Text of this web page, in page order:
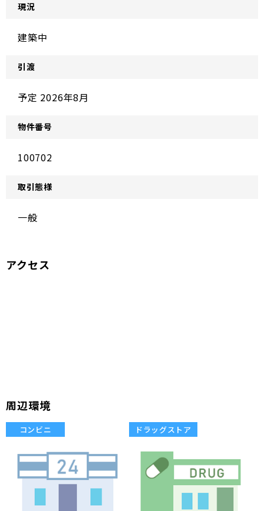
現況
建築中
引渡
予定 2026年8月
物件番号
100702
取引態様
一般
アクセス
周辺環境
コンビニ ドラッグストア